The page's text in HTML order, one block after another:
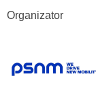
Organizator